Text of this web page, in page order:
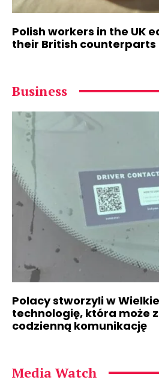
Polish workers in the UK
their British counterparts
Business
Polacy stworzyli w
technologię, która może
codzienną komunikację
Media Watch